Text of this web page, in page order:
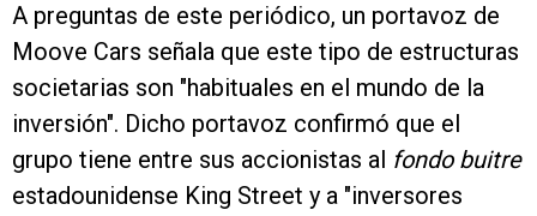
A preguntas de este periódico, un portavoz de
Moove Cars señala que este tipo de estructuras
societarias son "habituales en el mundo de la
inversión". Dicho portavoz confirmó que el
grupo tiene entre sus accionistas al fondo buitre
estadounidense King Street y a "inversores